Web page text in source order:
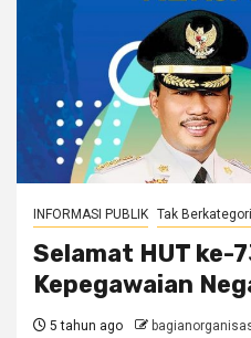
INFORMASI PUBLIK Tak Berkategori
Selamat HUT ke-
Kepegawaian
5 tahun ago